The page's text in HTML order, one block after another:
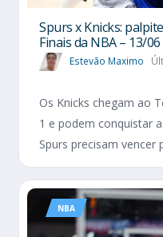
Spurs x Knicks:
Finais da NBA – 13/06
Estevão Maximo
Os Knicks chegam ao
1 e podem conquistar
Spurs precisam vencer
NBA